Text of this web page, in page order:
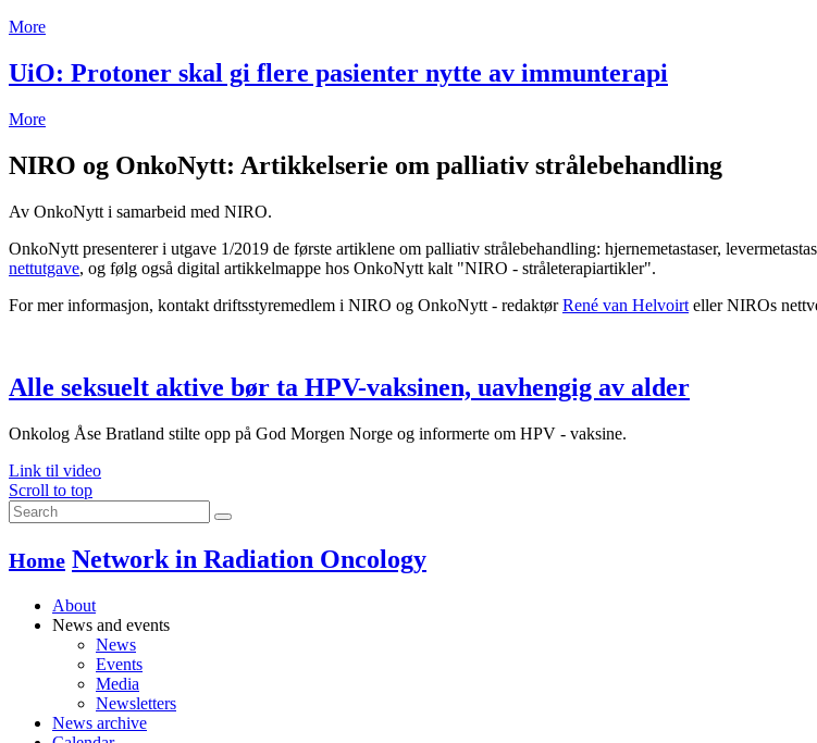
More
UiO: Protoner skal gi flere pasienter nytte av immunterapi
More
NIRO og OnkoNytt: Artikkelserie om palliativ strålebehandling
Av OnkoNytt i samarbeid med NIRO.
OnkoNytt presenterer i utgave 1/2019 de første artiklene om palliativ strålebehandling: hjernemetastaser,
nettutgave, og følg også digital artikkelmappe hos OnkoNytt kalt "NIRO - stråleterapiartikler".
For mer informasjon, kontakt driftsstyremedlem i NIRO og OnkoNytt - redaktørRené van Helvoirt eller NIROs
Alle seksuelt aktive bør ta HPV-vaksinen, uavhengig av alder
Onkolog Åse Bratland stilte opp på God Morgen Norge og informerte om HPV - vaksine.
Link til video
Scroll to top
Home Network in Radiation Oncology
About
News and events
News
Events
Media
Newsletters
News archive